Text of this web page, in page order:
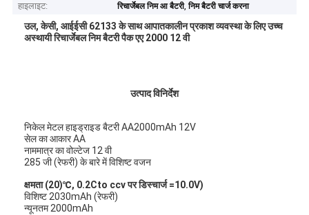
हाइलाइट:
रिचार्जेबल निम आ बैटरी,निम बैटरी चार्ज करना
उल, केसी, आईईसी 62133 के साथ आपातकालीन प्रकाश व्यवस्था के लिए उच्च
अस्थायी रिचार्जेबल निम बैटरी पैक एए 2000 12 वी
उत्पाद विनिर्देश
निकेल मेटल हाइड्राइड बैटरी AA2000mAh 12V
सेल का आकार AA
नाममात्र का वोल्टेज 12 वी
285 जी (रेफरी) के बारे में विशिष्ट वजन
क्षमता (20)℃, 0.2Cto ccv पर डिस्चार्ज =10.0V)
विशिष्ट 2030mAh (रेफरी)
न्यूनतम 2000mAh